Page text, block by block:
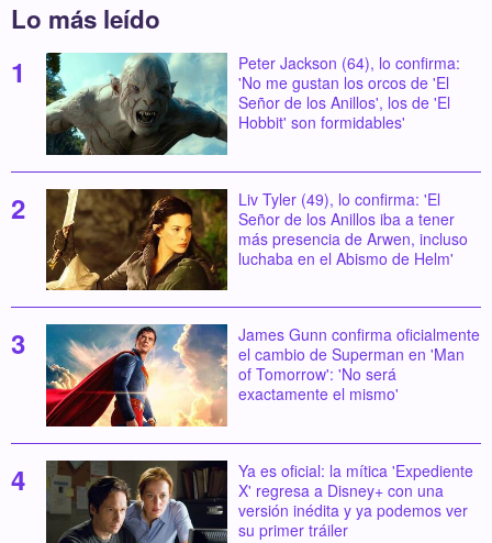
Lo más leído
Peter Jackson (64), lo confirma:
'No me gustan los orcos de 'El
Señor de los Anillos', los de 'El
Hobbit' son formidables'
Liv Tyler (49), lo confirma: 'El
Señor de los Anillos iba a tener
más presencia de Arwen, incluso
luchaba en el Abismo de Helm'
James Gunn confirma oficialmente
el cambio de Superman en 'Man
of Tomorrow': 'No será
exactamente el mismo'
Ya es oficial: la mítica 'Expediente
X' regresa a Disney+ con una
versión inédita y ya podemos ver
su primer tráiler